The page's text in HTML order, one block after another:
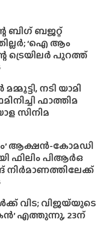
ബിഗ് ബജറ്റ്
‘ഐ ആം
ട്രെയിലർ പുറത്ത്
നടി യാമി
ഫാത്തിമ
സിനിമ
ആക്ഷൻ-കോമഡി
ഫിലിം പിആർഒ
നിർമാണത്തിലേക്ക്
വിട; വിജയ്‌യുടെ
എത്തുന്നു, 23ന്